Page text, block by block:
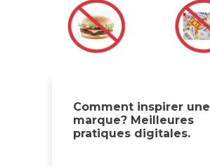
Comment inspirer une
marque? Meilleures
pratiques digitales.